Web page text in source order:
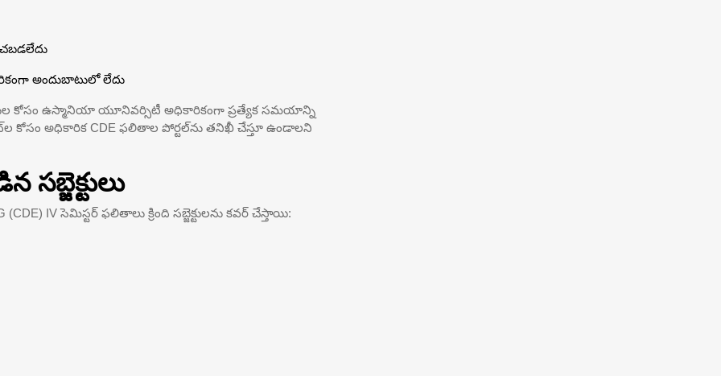
అందుబాటులో లేదు
కోసం ఉస్మానియా యూనివర్సిటీ అధికారికంగా ప్రత్యేక సమయాన్ని
కోసం అధికారిక CDE ఫలితాల పోర్టల్‌ను తనిఖీ చేస్తూ ఉండాలని
IV సెమిస్టర్ ఫలితాలు క్రింది సబ్జెక్టులను కవర్ చేస్తాయి: